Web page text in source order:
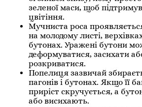
зеленої маси, щоб
цвітіння.
Мучниста роса
на молодому листі,
бутонах. Уражені бутони
деформуватися, засихати
розкриватися.
Попелиця зазвичай
пагонів і бутонах. Якщо її
приріст скручується, а
або висихають.